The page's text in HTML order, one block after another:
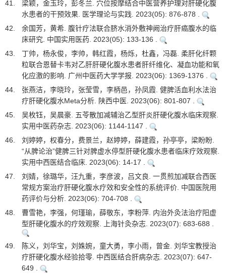
41.
梁颖，金玉玲，彭冬兰. 穴位按摩结合中医营养护理对肝硬化腹
水患者的干预效果. 医学理论与实践. 2023(05): 876-878 .
42.
余国芳，黄希. 腹针疗法联合脐水消外敷神阙治疗肝癌腹水的临
床研究. 中国实用医药. 2023(05): 133-136 .
43.
丁帅，杨永俊，李帅，韩红霞，杨烁，杜鑫，冯磊. 柔肝化纤颗
粒联合恩替卡韦对乙肝肝硬化腹水患者肝纤维化、凝血功能和氧
化应激的影响. 广州中医药大学学报. 2023(06): 1369-1376 .
44.
张燕洁，李晓玲，张莹雪，李柄邑，孙凤霞. 健脾活血利水法治
疗肝硬化腹水Meta分析. 陕西中医. 2023(06): 801-807 .
45.
吴枚钰，吴晨豪. 五苓散加减辅治乙型肝炎肝硬化腹水临床观察.
实用中医药杂志. 2023(06): 1144-1147 .
46.
刘婷婷，权春分，费景兰，赵婷婷，薛建霞，孙亭亭，梁盼盼.
“从脾论治”健脾三针对脾虚水停型肝硬化腹水患者临床疗效观察.
实用中西医结合临床. 2023(06): 14-17 .
47.
刘婧，徐璐华，汪九重，李彦波，吕文良. 一贯煎加减联合西医
常规方案治疗肝硬化腹水疗效和安全性的系统评价. 中国医院用
药评价与分析. 2023(06): 704-708 .
48.
曹雪艳，李强，何瑾瑜，薛敬东，李粉萍. 内治外灸法治疗阳虚
型肝硬化腹水的疗效观察. 上海针灸杂志. 2023(07): 683-688 .
49.
陈义，刘华宝，刘姝婉，童大勇，李小雨，曾金. 刘华宝教授治
疗肝硬化腹水经验拾零. 中西医结合肝病杂志. 2023(07): 647-
649 .